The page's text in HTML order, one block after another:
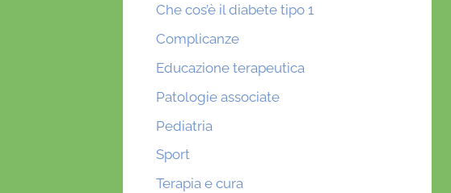
Che cos’è il diabete tipo 1
Complicanze
Educazione terapeutica
Patologie associate
Pediatria
Sport
Terapia e cura